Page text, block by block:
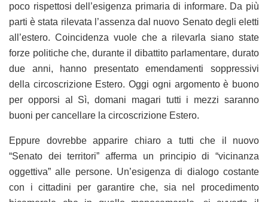
poco rispettosi dell’esigenza primaria di informare. Da più
parti è stata rilevata l’assenza dal nuovo Senato degli eletti
all’estero. Coincidenza vuole che a rilevarla siano state
forze politiche che, durante il dibattito parlamentare, durato
due anni, hanno presentato emendamenti soppressivi
della circoscrizione Estero. Oggi ogni argomento è buono
per opporsi al Sì, domani magari tutti i mezzi saranno
buoni per cancellare la circoscrizione Estero.
Eppure dovrebbe apparire chiaro a tutti che il nuovo
“Senato dei territori” afferma un principio di “vicinanza
oggettiva” alle persone. Un’esigenza di dialogo costante
con i cittadini per garantire che, sia nel procedimento